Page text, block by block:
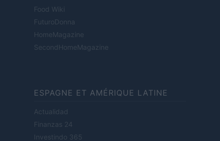
Food Wiki
FuturoDonna
HomeMagazine
SecondHomeMagazine
ESPAGNE ET AMÉRIQUE LATINE
Actualidad
Finanzas 24
Investindo 365